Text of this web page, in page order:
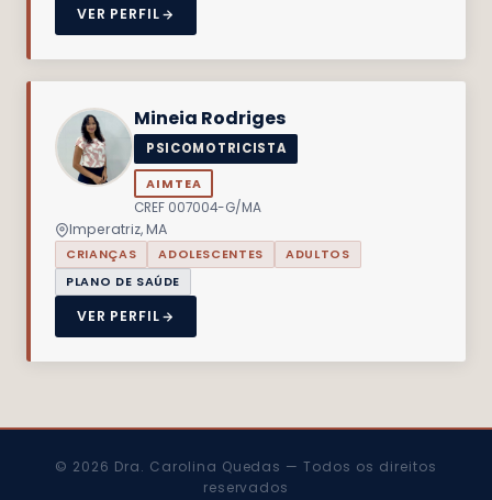
VER PERFIL
Mineia Rodriges
PSICOMOTRICISTA
AIMTEA
CREF 007004-G/MA
Imperatriz, MA
CRIANÇAS ADOLESCENTES
ADULTOS
PLANO DE SAÚDE
VER PERFIL
© 2026 Dra. Carolina Quedas — Todos os direitos
reservados